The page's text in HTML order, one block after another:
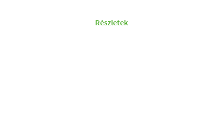
Részletek